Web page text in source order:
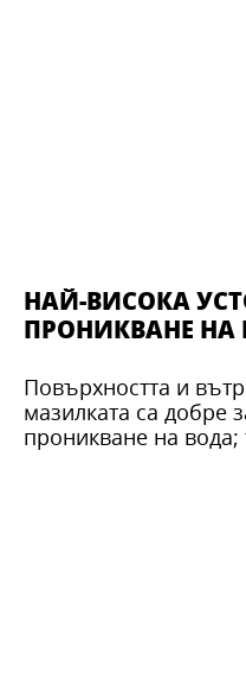
НАЙ-ВИСОКА
ПРОНИКВАНЕ НА
Повърхността и
мазилката са добре
проникване на